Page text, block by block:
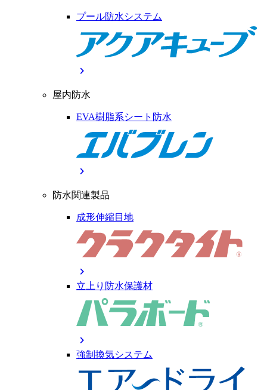
プール防水システム
chevron_right
屋内防水
EVA樹脂系シート防水
chevron_right
防水関連製品
成形伸縮目地
chevron_right
立上り防水保護材
chevron_right
強制換気システム